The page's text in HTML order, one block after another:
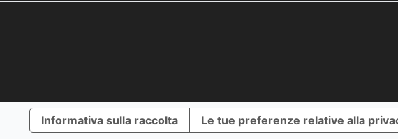
Informativa sulla raccolta Le tue preferenze relative alla